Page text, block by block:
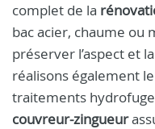
complet de la
bac acier, chaume ou
préserver l’aspect et
réalisons également le
traitements
couvreur-zingueur